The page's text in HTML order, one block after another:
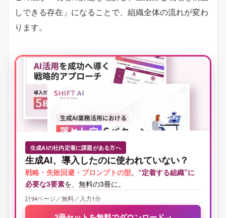
しできる存在」になることで、組織全体の流れが変わ
ります。
生成AIの社内定着に課題がある方へ
生成AI、導入したのに使われていない？
戦略・失敗回避・プロンプトの型。 “定着する組織”に
必要な3要素を、無料の3冊に。
計94ページ／無料／入力1分